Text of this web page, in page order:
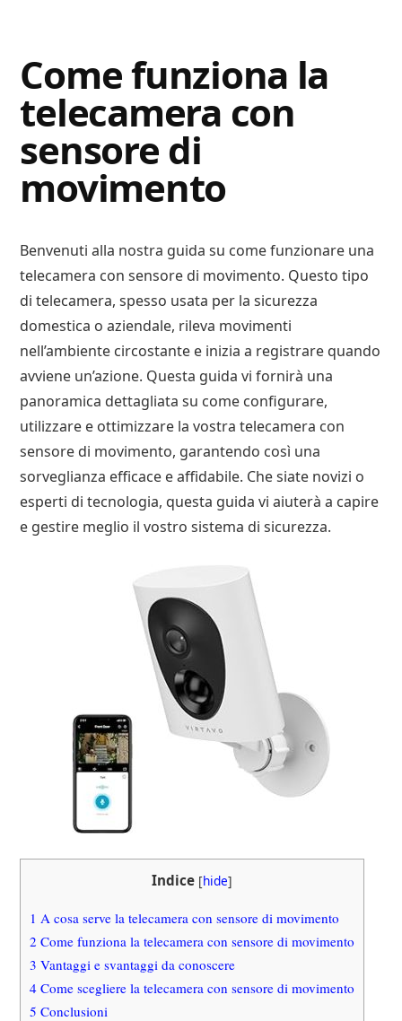
Advisory
Come funziona la
telecamera con
sensore di
movimento
Benvenuti alla nostra guida su come funzionare una
telecamera con sensore di movimento. Questo tipo
di telecamera, spesso usata per la sicurezza
domestica o aziendale, rileva movimenti
nell’ambiente circostante e inizia a registrare quando
avviene un’azione. Questa guida vi fornirà una
panoramica dettagliata su come configurare,
utilizzare e ottimizzare la vostra telecamera con
sensore di movimento, garantendo così una
sorveglianza efficace e affidabile. Che siate novizi o
esperti di tecnologia, questa guida vi aiuterà a capire
e gestire meglio il vostro sistema di sicurezza.
Indice [hide]
1 A cosa serve la telecamera con sensore di movimento
2 Come funziona la telecamera con sensore di movimento
3 Vantaggi e svantaggi da conoscere
4 Come scegliere la telecamera con sensore di movimento
5 Conclusioni